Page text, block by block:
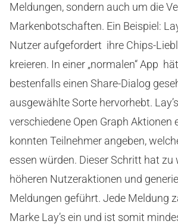
Meldungen, sondern auch um die
Markenbotschaften. Ein Beispiel:
Nutzer aufgefordert ihre Chips-
kreieren. In einer „normalen“ App
bestenfalls einen Share-Dialog
ausgewählte Sorte hervorhebt.
verschiedene Open Graph Aktionen
konnten Teilnehmer angeben,
essen würden. Dieser Schritt hat zu
höheren Nutzeraktionen und
Meldungen geführt. Jede Meldung
Marke Lay’s ein und ist somit